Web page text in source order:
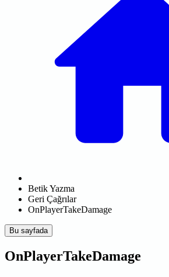
Betik Yazma
Geri Çağrılar
OnPlayerTakeDamage
Bu sayfada
OnPlayerTakeDamage